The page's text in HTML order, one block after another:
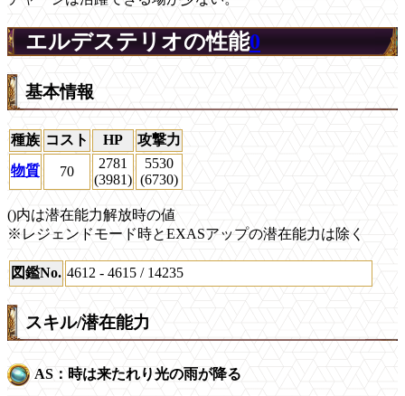
エルデステリオの性能0
基本情報
種族 コスト HP
攻撃力
物質
70
2781
(3981)
5530
(6730)
()内は潜在能力解放時の値
※レジェンドモード時とEXASアップの潜在能力は除く
図鑑No. 4612 - 4615 / 14235
スキル/潜在能力
AS：時は来たれり光の雨が降る